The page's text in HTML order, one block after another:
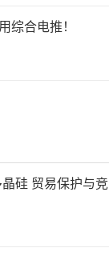
综合电推！
硅 贸易保护与竞